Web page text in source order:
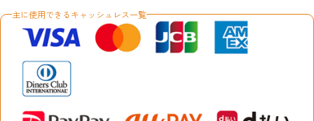
主に使用できるキャッシュレス一覧